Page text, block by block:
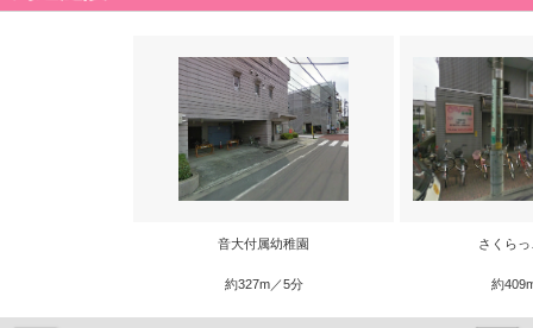
音大付属幼稚園
約327m／5分
さくら
約